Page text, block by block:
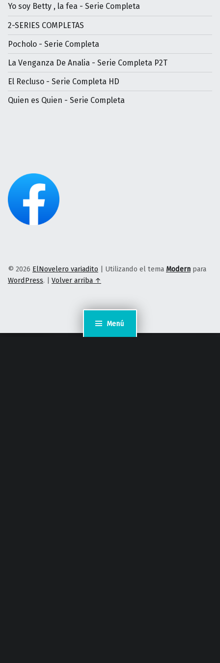
Menú
Yo soy Betty , la fea - Serie Completa
2-SERIES COMPLETAS
Pocholo - Serie Completa
La Venganza De Analia - Serie Completa P2T
El Recluso - Serie Completa HD
Quien es Quien - Serie Completa
© 2026 ElNovelero variadito | Utilizando el tema Modern para
WordPress. | Volver arriba ↑